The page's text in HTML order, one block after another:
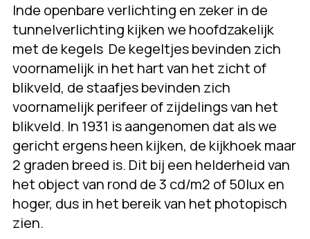
Inde openbare verlichting en zeker in de
tunnelverlichting kijken we hoofdzakelijk
met de kegels De kegeltjes bevinden zich
voornamelijk in het hart van het zicht of
blikveld, de staafjes bevinden zich
voornamelijk perifeer of zijdelings van het
blikveld. In 1931 is aangenomen dat als we
gericht ergens heen kijken, de kijkhoek maar
2 graden breed is. Dit bij een helderheid van
het object van rond de 3 cd/m2 of 50lux en
hoger, dus in het bereik van het photopisch
zien.